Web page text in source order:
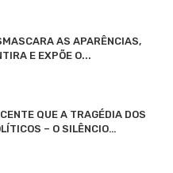
AS APARÊNCIAS,
E EXPÕE O...
QUE A TRAGÉDIA DOS
– O SILÊNCIO…